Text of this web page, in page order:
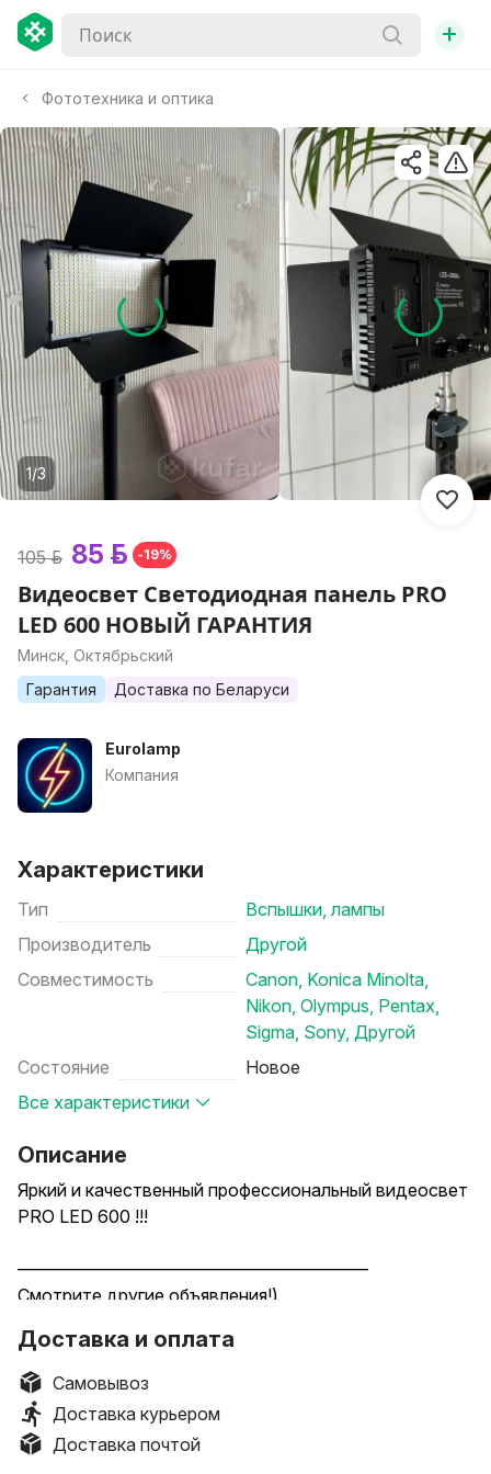
+
Фототехника и оптика
1/3
105 р. 85 р. -19%
Видеосвет Светодиодная панель PRO
LED 600 НОВЫЙ ГАРАНТИЯ
Минск, Октябрьский
Гарантия
Доставка по Беларуси
Eurolamp
Компания
Характеристики
Тип
Вспышки, лампы
Производитель
Другой
Совместимость
Canon, Konica Minolta,
Nikon, Olympus, Pentax,
Sigma, Sony, Другой
Состояние
Новое
Все характеристики
Описание
Яркий и качественный профессиональный видеосвет
PRO LED 600 !!!
————————————————————
Смотрите другие объявления!)
Сообщите - подберем то, что необходимо Вам по
лучшей цене!
————————————————————
Штатив напольный продается отдельно
Доставка и оплата
Самовывоз
Доставка курьером
Доставка почтой